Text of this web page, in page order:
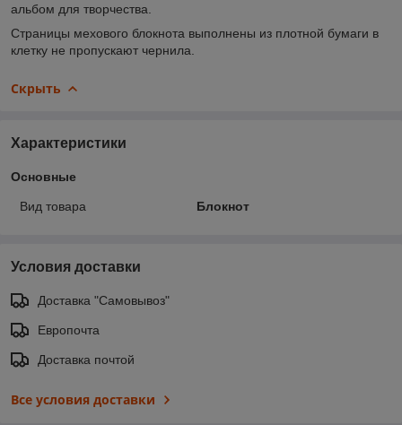
альбом для творчества.
Страницы мехового блокнота выполнены из плотной бумаги в
клетку не пропускают чернила.
Скрыть
Характеристики
Основные
Вид товара Блокнот
Условия доставки
Доставка "Самовывоз"
Европочта
Доставка почтой
Все условия доставки